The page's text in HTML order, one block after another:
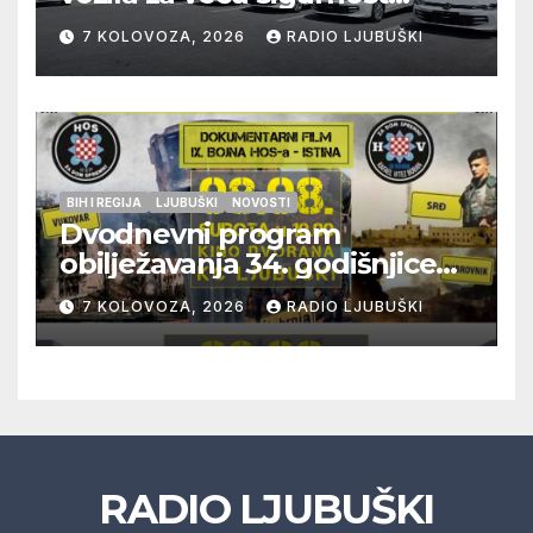
građana i učinkovitiji rad
policije
7 KOLOVOZA, 2026 RADIO LJUBUŠKI
BIH I REGIJA LJUBUŠKI NOVOSTI
Dvodnevni program
obilježavanja 34. godišnjice
pogibije generala Blaža
Kraljevića i osmorice
pripadnika HOS-a
7 KOLOVOZA, 2026 RADIO LJUBUŠKI
RADIO LJUBUŠKI